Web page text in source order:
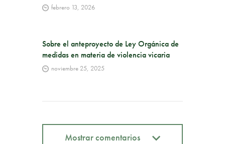
febrero 13, 2026
Sobre el anteproyecto de Ley Orgánica de
medidas en materia de violencia vicaria
noviembre 25, 2025
Mostrar comentarios